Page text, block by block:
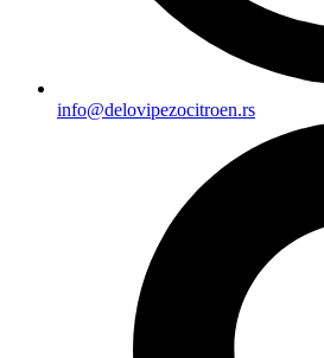
info@delovipezocitroen.rs